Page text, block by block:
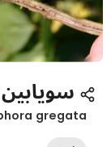
سویابین